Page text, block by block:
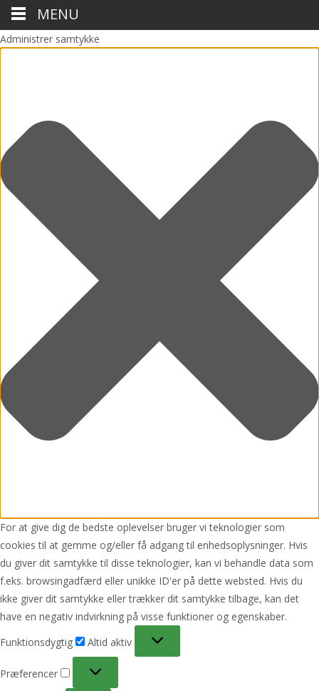
Administrer samtykke
For at give dig de bedste oplevelser bruger vi teknologier som
cookies til at gemme og/eller få adgang til enhedsoplysninger. Hvis
du giver dit samtykke til disse teknologier, kan vi behandle data som
f.eks. browsingadfærd eller unikke ID'er på dette websted. Hvis du
ikke giver dit samtykke eller trækker dit samtykke tilbage, kan det
have en negativ indvirkning på visse funktioner og egenskaber.
Funktionsdygtig
Altid aktiv
Præferencer
MENU